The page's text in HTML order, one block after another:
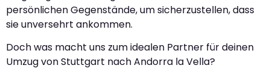
persönlichen Gegenstände, um sicherzustellen, dass
sie unversehrt ankommen.
Doch was macht uns zum idealen Partner für deinen
Umzug von Stuttgart nach Andorra la Vella?